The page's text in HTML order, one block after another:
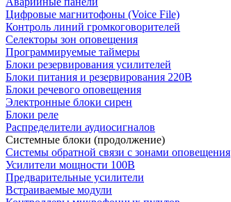
Цифровые магнитофоны (Voice File)
Контроль линий громкоговорителей
Селекторы зон оповещения
Программируемые таймеры
Блоки резервирования усилителей
Блоки питания и резервирования 220В
Блоки речевого оповещения
Электронные блоки сирен
Блоки реле
Распределители аудиосигналов
Системные блоки (продолжение)
Системы обратной связи с зонами оповещения
Усилители мощности 100В
Предварительные усилители
Встраиваемые модули